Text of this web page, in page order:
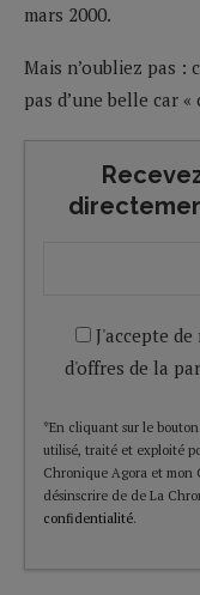
mars 2000.
Mais n’oubliez pas :
pas d’une belle car
J'accepte
d'offres de la
*En cliquant sur le
utilisé, traité et exploité
Chronique Agora et mon
désinscrire de de La
confidentialité.